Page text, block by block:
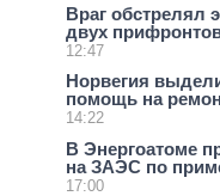
Враг обстрелял
двух
12:47
Норвегия
помощь на
14:22
В Энергоатоме
на ЗАЭС по
17:00